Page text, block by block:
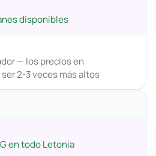
disponibles
— los precios en
2-3 veces más altos
en todo Letonia